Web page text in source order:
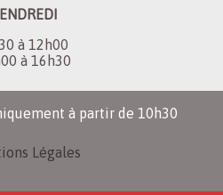
à 12h00
à 16h30
à partir de 10h30
Légales